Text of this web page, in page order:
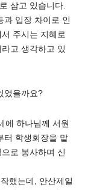
삼고 있습니다.
과 입장 차이로 인
주시는 지혜로
고 생각하고 있
었을까요?
에 하나님께 서원
터 학생회장을 맡
로 봉사하며 신
했는데, 안산제일